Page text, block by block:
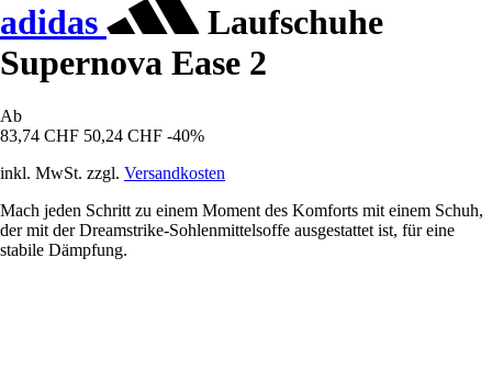
adidas
Laufschuhe
Supernova Ease 2
Ab
83,74 CHF 50,24 CHF -40%
inkl. MwSt. zzgl. Versandkosten
Mach jeden Schritt zu einem Moment des Komforts mit einem Schuh,
der mit der Dreamstrike-Sohlenmittelsoffe ausgestattet ist, für eine
stabile Dämpfung.